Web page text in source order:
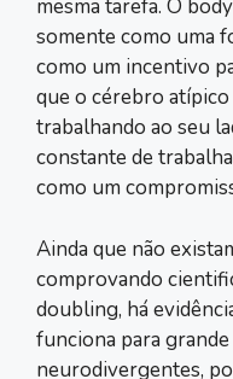
mesma tarefa. O
somente como uma
como um incentivo
que o cérebro
trabalhando ao seu
constante de
como um
Ainda que não
comprovando
doubling, há
funciona para
neurodivergentes,